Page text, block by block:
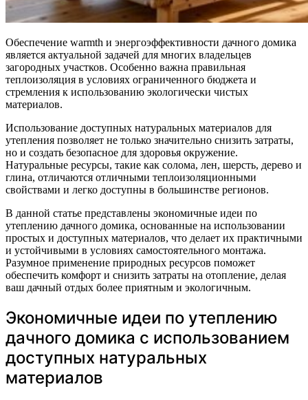
Обеспечение warmth и энергоэффективности дачного домика
является актуальной задачей для многих владельцев
загородных участков. Особенно важна правильная
теплоизоляция в условиях ограниченного бюджета и
стремления к использованию экологически чистых
материалов.
Использование доступных натуральных материалов для
утепления позволяет не только значительно снизить затраты,
но и создать безопасное для здоровья окружение.
Натуральные ресурсы, такие как солома, лен, шерсть, дерево и
глина, отличаются отличными теплоизоляционными
свойствами и легко доступны в большинстве регионов.
В данной статье представлены экономичные идеи по
утеплению дачного домика, основанные на использовании
простых и доступных материалов, что делает их практичными
и устойчивыми в условиях самостоятельного монтажа.
Разумное применение природных ресурсов поможет
обеспечить комфорт и снизить затраты на отопление, делая
ваш дачный отдых более приятным и экологичным.
Экономичные идеи по утеплению
дачного домика с использованием
доступных натуральных
материалов